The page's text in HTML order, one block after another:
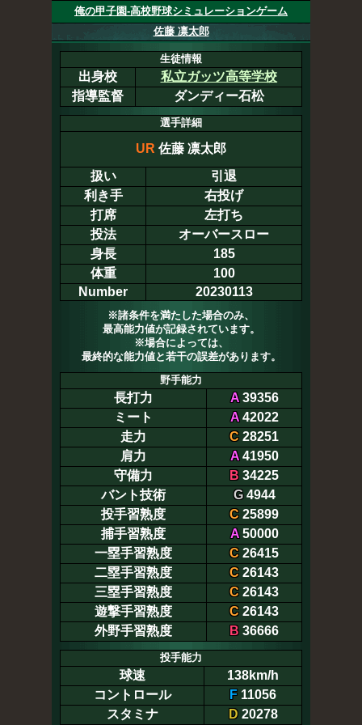
俺の甲子園-高校野球シミュレーションゲーム
佐藤 凛太郎
生徒情報
出身校
私立ガッツ高等学校
指導監督
ダンディー石松
選手詳細
UR 佐藤 凛太郎
扱い
引退
利き手
右投げ
打席
左打ち
投法
オーバースロー
身長
185
体重
100
Number
20230113
※諸条件を満たした場合のみ、
最高能力値が記録されています。
※場合によっては、
最終的な能力値と若干の誤差があります。
野手能力
長打力 A39356
ミート
A42022
走力
C 28251
肩力
A41950
守備力
B 34225
バント技術
G4944
投手習熟度
C 25899
捕手習熟度
A50000
一塁手習熟度
C 26415
二塁手習熟度
C 26143
三塁手習熟度
C 26143
遊撃手習熟度
C 26143
外野手習熟度
B 36666
投手能力
球速
138km/h
コントロール
F 11056
スタミナ
D20278